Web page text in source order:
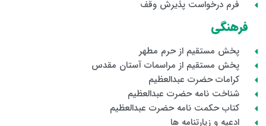
فرم درخواست پذیرش وقف
فرهنگی
پخش مستقیم از حرم مطهر
پخش مستقیم از مراسمات آستان مقدس
کرامات حضرت عبدالعظیم
شناخت نامه حضرت عبدالعظیم
کتاب حکمت نامه حضرت عبدالعظیم
ادعیه و زیارتنامه ها